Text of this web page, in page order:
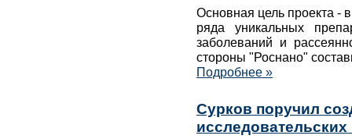
Основная цель проекта -
ряда уникальных
заболеваний и
стороны "Роснано"
Подробнее »
Сурков поручил